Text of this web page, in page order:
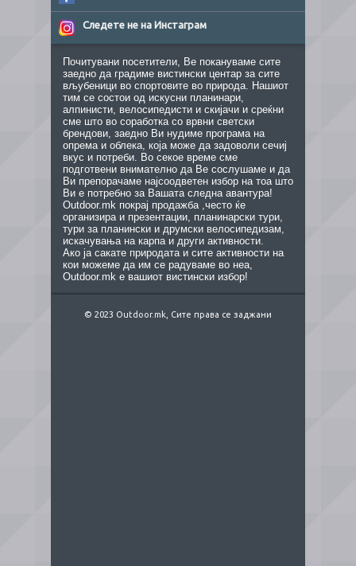
Следете не на Инстаграм
Почитувани посетители, Ве покануваме сите
заедно да градиме вистински центар за сите
вљубеници во спортовите во природа. Нашиот
тим се состои од искусни планинари,
алпинисти, велосипедисти и скијачи и среќни
сме што во соработка со врвни светски
брендови, заедно Ви нудиме програма на
опрема и облека, која може да задоволи сечиј
вкус и потреби. Во секое време сме
подготвени внимателно да Ве сослушаме и да
Ви препорачаме најсоодветен избор на тоа што
Ви е потребно за Вашата следна авантура!
Outdoor.mk покрај продажба ,често ќе
организира и презентации, планинарски тури,
тури за планински и друмски велосипедизам,
искачувања на карпа и други активности.
Ако ја сакате природата и сите активности на
кои можеме да им се радуваме во неа,
Outdoor.mk е вашиот вистински избор!
© 2023 Outdoor.mk, Сите права се заджани